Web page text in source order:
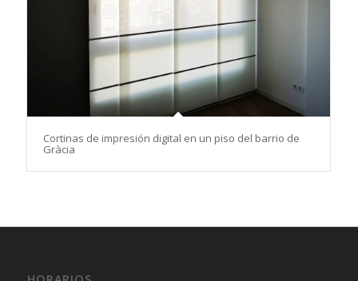
Cortinas de impresión digital en un piso del barrio de
Gràcia